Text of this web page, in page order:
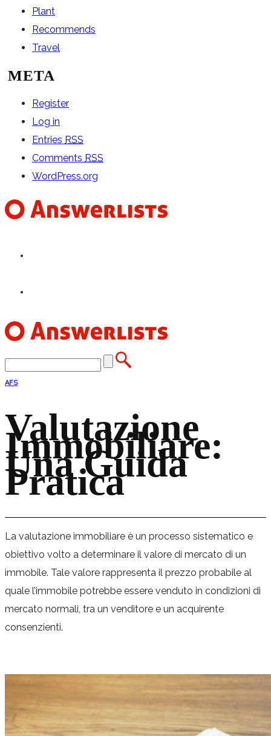
Plant
Recommends
Travel
META
Register
Log in
Entries RSS
Comments RSS
WordPress.org
AFS
Valutazione
Immobiliare:
Una Guida
Pratica
La valutazione immobiliare è un processo sistematico e
obiettivo volto a determinare il valore di mercato di un
immobile. Tale valore rappresenta il prezzo probabile al
quale l’immobile potrebbe essere venduto in condizioni di
mercato normali, tra un venditore e un acquirente
consenzienti.